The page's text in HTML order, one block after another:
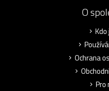
O
Ochrana
Pro